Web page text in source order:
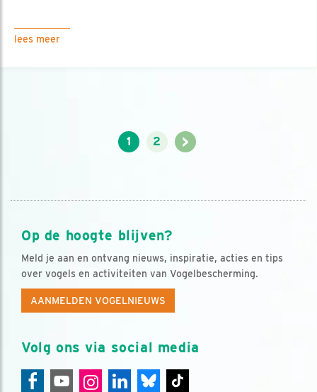
lees meer
1 2 >
Op de hoogte blijven?
Meld je aan en ontvang nieuws, inspiratie, acties en tips
over vogels en activiteiten van Vogelbescherming.
AANMELDEN VOGELNIEUWS
Volg ons via social media